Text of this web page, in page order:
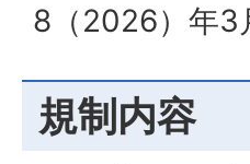
8（2026）年3
規制内容